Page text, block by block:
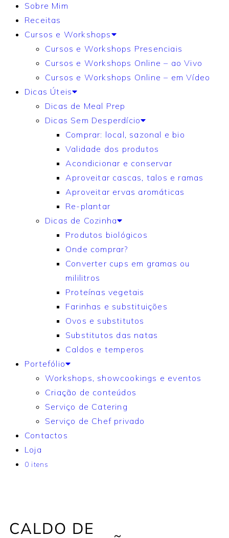
Sobre Mim
Receitas
Cursos e Workshops
Cursos e Workshops Presenciais
Cursos e Workshops Online – ao Vivo
Cursos e Workshops Online – em Vídeo
Dicas Úteis
Dicas de Meal Prep
Dicas Sem Desperdício
Comprar: local, sazonal e bio
Validade dos produtos
Acondicionar e conservar
Aproveitar cascas, talos e ramas
Aproveitar ervas aromáticas
Re-plantar
Dicas de Cozinha
Produtos biológicos
Onde comprar?
Converter cups em gramas ou
mililitros
Proteínas vegetais
Farinhas e substituições
Ovos e substitutos
Substitutos das natas
Caldos e temperos
Portefólio
Workshops, showcookings e eventos
Criação de conteúdos
Serviço de Catering
Serviço de Chef privado
Contactos
Loja
0 itens
CALDO DE